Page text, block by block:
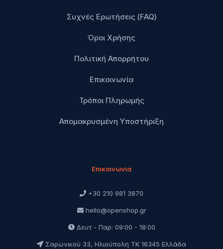
Συχνές Ερωτήσεις (FAQ)
Όροι Χρήσης
Πολιτική Απορρήτου
Επικοινωνία
Τρόποι Πληρωμής
Απομακρυσμένη Υποστήριξη
Επικοινωνία
+30 210 981 3870
hello@openshop.gr
Δευτ - Παρ: 09:00 - 18:00
Σαρωνικού 33, Ηλιούπολη ΤΚ 16345 Ελλάδα